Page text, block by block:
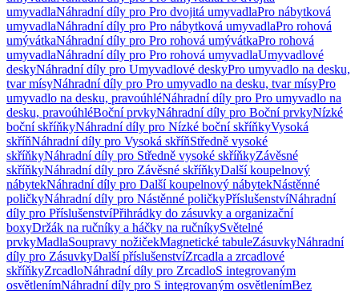
umyvadlaNáhradní díly pro Pro dvojitá umyvadlaPro nábytková
umyvadlaNáhradní díly pro Pro nábytková umyvadlaPro rohová
umývátkaNáhradní díly pro Pro rohová umývátkaPro rohová
umyvadlaNáhradní díly pro Pro rohová umyvadlaUmyvadlové
deskyNáhradní díly pro Umyvadlové deskyPro umyvadlo na desku,
tvar mísyNáhradní díly pro Pro umyvadlo na desku, tvar mísyPro
umyvadlo na desku, pravoúhléNáhradní díly pro Pro umyvadlo na
desku, pravoúhléBoční prvkyNáhradní díly pro Boční prvkyNízké
boční skříňkyNáhradní díly pro Nízké boční skříňkyVysoká
skříňNáhradní díly pro Vysoká skříňStředně vysoké
skříňkyNáhradní díly pro Středně vysoké skříňkyZávěsné
skříňkyNáhradní díly pro Závěsné skříňkyDalší koupelnový
nábytekNáhradní díly pro Další koupelnový nábytekNástěnné
poličkyNáhradní díly pro Nástěnné poličkyPříslušenstvíNáhradní
díly pro PříslušenstvíPřihrádky do zásuvky a organizační
boxyDržák na ručníky a háčky na ručníkySvětelné
prvkyMadlaSoupravy nožičekMagnetické tabuleZásuvkyNáhradní
díly pro ZásuvkyDalší příslušenstvíZrcadla a zrcadlové
skříňkyZrcadloNáhradní díly pro ZrcadloS integrovaným
osvětlenímNáhradní díly pro S integrovaným osvětlenímBez